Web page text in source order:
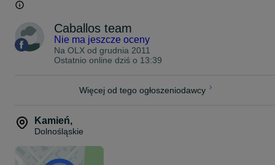
Caballos team
Nie ma jeszcze oceny
Na OLX od grudnia 2011
Ostatnio online dziś o 13:39
Więcej od tego ogłoszeniodawcy
Kamień,
Dolnośląskie